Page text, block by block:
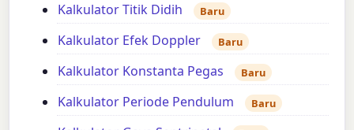
Kalkulator Titik Didih Baru
Kalkulator Efek Doppler Baru
Kalkulator Konstanta Pegas Baru
Kalkulator Periode Pendulum Baru